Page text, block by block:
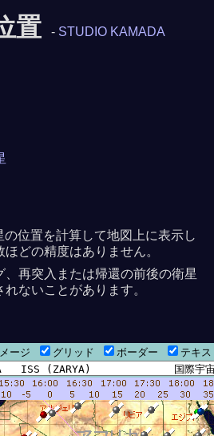
置 - STUDIO KAMADA
位置を計算して地図上に表示し
どの精度はありません。
、再突入または帰還の前後の衛星
ないことがあります。
ージ グリッド ボーダー テキ